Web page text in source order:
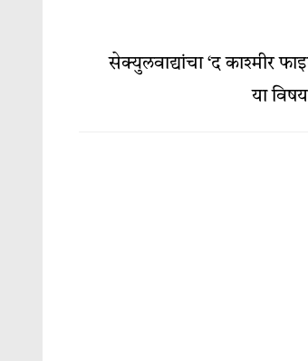
सेक्युलवाद्यांचा ‘द काश्मीर
या